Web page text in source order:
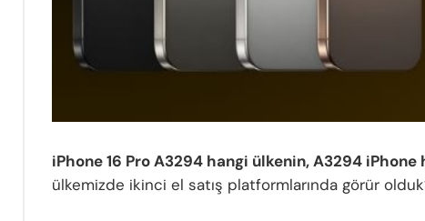
iPhone 16 Pro A3294 hangi ülkenin, A3294 iPhone
ülkemizde ikinci el satış platformlarında görür